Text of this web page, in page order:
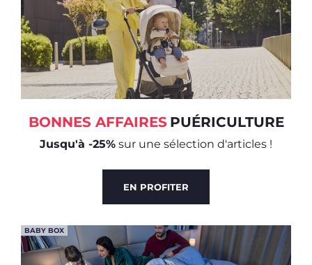
BONNES AFFAIRES PUÉRICULTURE
Jusqu'à -25% sur une sélection d'articles !
EN PROFITER
BABY BOX